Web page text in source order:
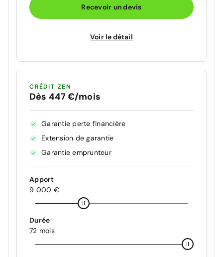
Recevoir un devis
Voir le détail
CRÉDIT ZEN
Dès 447 €/mois
Garantie perte financière
Extension de garantie
Garantie emprunteur
Apport
9 000 €
Durée
72 mois